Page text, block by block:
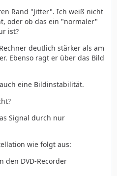
Rand "Jitter". Ich weiß nicht
oder ob das ein "normaler"
ist?
deutlich stärker als am
Ebenso ragt er über das Bild
eine Bildinstabilität.
Signal durch nur
wie folgt aus:
den DVD-Recorder